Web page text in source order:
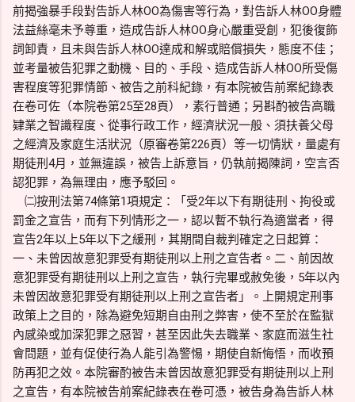
前揭強暴手段對告訴人林OO為傷害等行為，對告訴人林OO身體
法益絲毫未予尊重，造成告訴人林OO身心嚴重受創，犯後復飾
詞卸責，且未與告訴人林OO達成和解或賠償損失，態度不佳；
並考量被告犯罪之動機、目的、手段、造成告訴人林OO所受傷
害程度等犯罪情節、被告之前科紀錄，有本院被告前案紀錄表
在卷可佐（本院卷第25至28頁），素行普通；另斟酌被告高職
肄業之智識程度、從事行政工作，經濟狀況一般、須扶養父母
之經濟及家庭生活狀況（原審卷第226頁）等一切情狀，量處有
期徒刑4月，並無違誤，被告上訴意旨，仍執前揭陳詞，空言否
認犯罪，為無理由，應予駁回。
㈡按刑法第74條第1項規定：「受2年以下有期徒刑、拘役或
罰金之宣告，而有下列情形之一，認以暫不執行為適當者，得
宣告2年以上5年以下之緩刑，其期間自裁判確定之日起算：
一、未曾因故意犯罪受有期徒刑以上刑之宣告者。二、前因故
意犯罪受有期徒刑以上刑之宣告，執行完畢或赦免後，5年以內
未曾因故意犯罪受有期徒刑以上刑之宣告者」。上開規定刑事
政策上之目的，除為避免短期自由刑之弊害，使不至於在監獄
內感染或加深犯罪之惡習，甚至因此失去職業、家庭而滋生社
會問題，並有促使行為人能引為警惕，期使自新悔悟，而收預
防再犯之效。本院審酌被告未曾因故意犯罪受有期徒刑以上刑
之宣告，有本院被告前案紀錄表在卷可憑，被告身為告訴人林